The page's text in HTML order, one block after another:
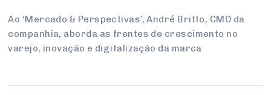
PROJETOS ESPECIAIS:
UM BRASIL
UM BRASIL
Internacional
Modernização do Estado
Inteligência Artificial
Empresas
Arbitragem e Mediação
Varejo
Atacado
Sustentabilidade
Sobre
Imprensa
CONSELHOS
Conselho de Emprego e Relações do Trabalho
Ao ‘Mercado & Perspectivas’, André Britto, CMO da
companhia, aborda as frentes de crescimento no
varejo, inovação e digitalização da marca